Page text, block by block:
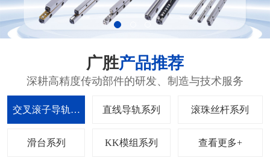
广胜产品推荐
深耕高精度传动部件的研发、制造与技术服务
交叉滚子导轨系
列
直线导轨系列 滚珠丝杆系列
滑台系列 KK模组系列 查看更多+